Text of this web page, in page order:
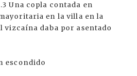
Una copla contada en
en la villa en la
vizcaína daba por asentado
escondido